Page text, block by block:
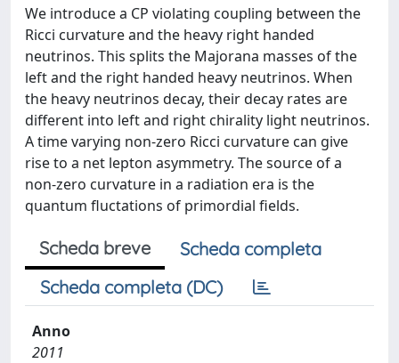
We introduce a CP violating coupling between the
Ricci curvature and the heavy right handed
neutrinos. This splits the Majorana masses of the
left and the right handed heavy neutrinos. When
the heavy neutrinos decay, their decay rates are
different into left and right chirality light neutrinos.
A time varying non-zero Ricci curvature can give
rise to a net lepton asymmetry. The source of a
non-zero curvature in a radiation era is the
quantum fluctations of primordial fields.
Scheda breve
Scheda completa
Scheda completa (DC)
Anno
2011